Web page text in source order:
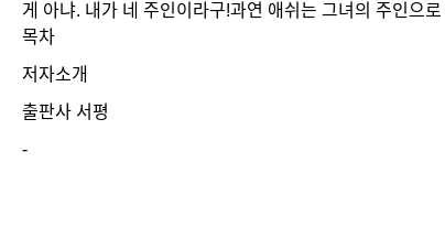
게 아냐. 내가 네 주인이라구!과연 애쉬는 그녀의 주인으
목차
저자소개
출판사 서평
-